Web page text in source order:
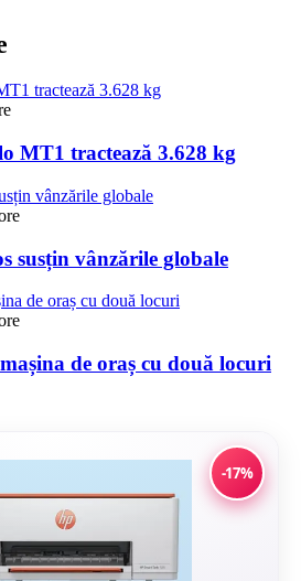
MT1 tractează 3.628 kg
susțin vânzările globale
de oraș cu două locuri
-17%